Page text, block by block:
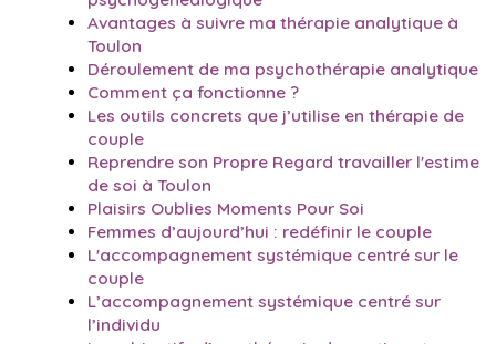
Avantages à suivre ma thérapie analytique à
Toulon
Déroulement de ma psychothérapie analytique
Comment ça fonctionne ?
Les outils concrets que j’utilise en thérapie de
couple
Reprendre son Propre Regard travailler l'estime
de soi à Toulon
Plaisirs Oublies Moments Pour Soi
Femmes d’aujourd’hui : redéfinir le couple
L'accompagnement systémique centré sur le
couple
L’accompagnement systémique centré sur
l’individu